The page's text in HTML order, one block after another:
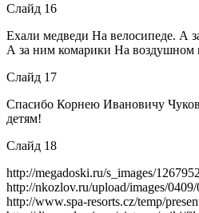
Слайд 16
Ехали медведи На велосипеде. А
А за ним комарики На
Слайд 17
Спасибо Корнею Ивановичу
детям!
Слайд 18
http://megadoski.ru/s_images/
http://nkozlov.ru/upload/images/
http://www.spa-resorts.cz/temp/